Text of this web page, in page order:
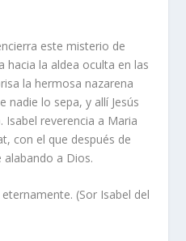
este misterio de
hacia la aldea oculta en las
la hermosa nazarena
nadie lo sepa, y allí Jesús
Isabel reverencia a Maria
con el que después de
alabando a Dios.
(Sor Isabel del